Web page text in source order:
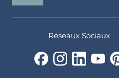
Réseaux Sociaux